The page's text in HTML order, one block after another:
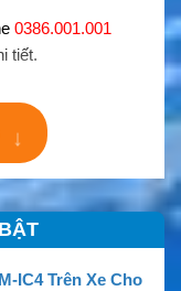
0386.001.001
tiết.
↓
IC4 Trên Xe Cho